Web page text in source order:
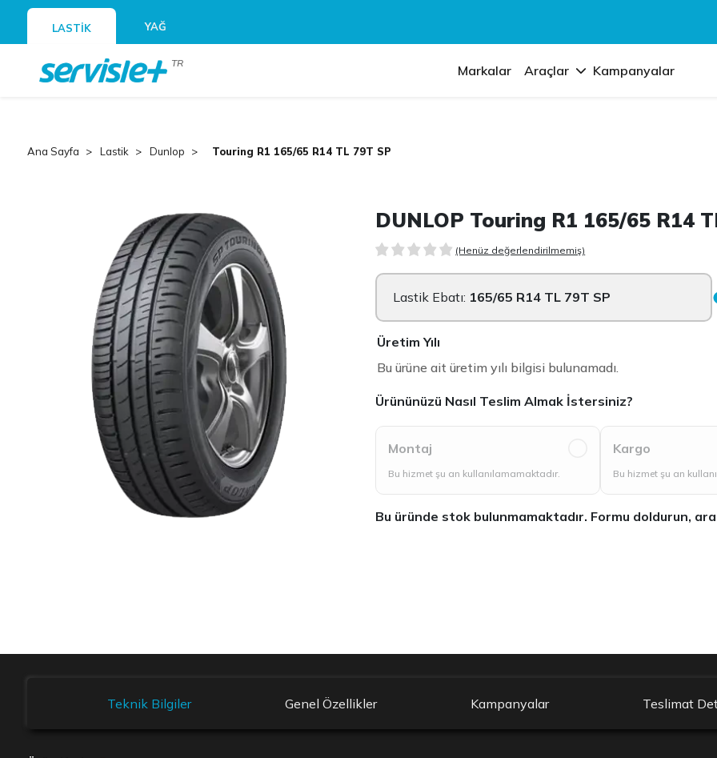
LASTİK YAĞ
TR Markalar Araçlar Kampanyalar
Ana Sayfa Lastik Dunlop Touring R1 165/65 R14 TL 79T SP
DUNLOP Touring R1 165/65 R14
(Henüz değerlendirilmemiş)
Lastik Ebatı: 165/65 R14 TL 79T SP
Üretim Yılı
Bu ürüne ait üretim yılı bilgisi bulunamadı.
Ürününüzü Nasıl Teslim Almak İstersiniz?
Montaj
Bu hizmet şu an kullanılamamaktadır.
Kargo
Bu hizmet şu an
Bu üründe stok bulunmamaktadır. Formu doldurun,
Teknik Bilgiler Genel Özellikler Kampanyalar Teslimat